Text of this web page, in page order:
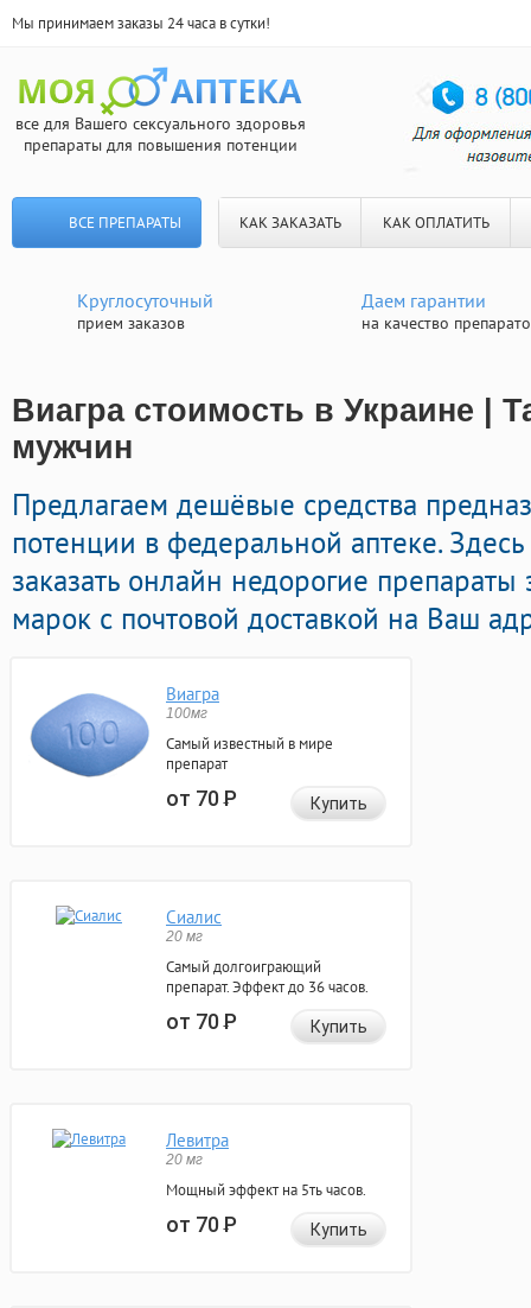
Мы принимаем заказы 24 часа в сутки!
все для Вашего сексуального здоровья
препараты для повышения потенции
ВСЕ ПРЕПАРАТЫ КАК ЗАКАЗАТЬ КАК ОПЛАТИТЬ
Круглосуточный
прием заказов
Даем гарантии
на качество
Виагра стоимость в Украине |
мужчин
Предлагаем дешёвые средства
потенции в федеральной аптеке.
заказать онлайн недорогие
марок с почтовой доставкой на Ваш
Виагра
100мг
Самый известный в мире
препарат
от 70Р Купить
Сиалис
20 мг
Самый долгоиграющий
препарат. Эффект до 36 часов.
от 70Р Купить
Левитра
20 мг
Мощный эффект на 5ть часов.
от 70Р Купить